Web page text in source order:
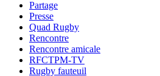
Partage
Presse
Quad Rugby
Rencontre
Rencontre amicale
RFCTPM-TV
Rugby fauteuil